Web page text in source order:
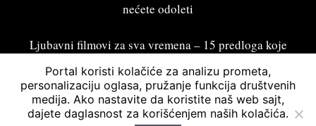
nećete odoleti
Ljubavni filmovi za sva vremena – 15 predloga koje
Bonžur 2026 © Sva prava zadržana. Powered by Asymmetric
Portal koristi kolačiće za analizu prometa,
personalizaciju oglasa, pružanje funkcija društvenih
medija. Ako nastavite da koristite naš web sajt,
dajete daglasnost za korišćenjem naših kolačića.